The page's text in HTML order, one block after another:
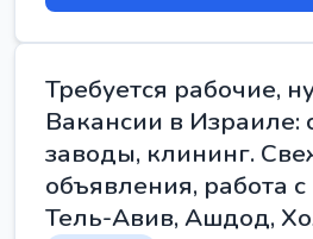
Требуется рабочие,
Вакансии в Израиле:
заводы, клининг.
объявления, работа
Тель-Авив, Ашдод,